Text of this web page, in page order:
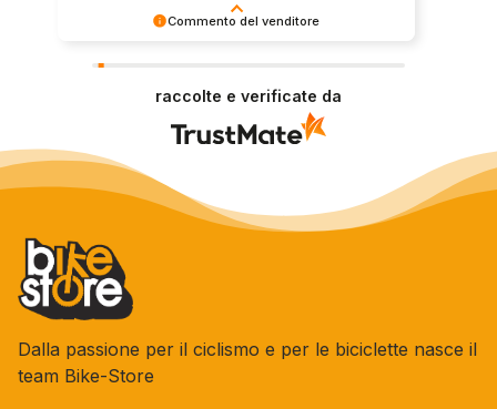
Commento del venditore
fornire il servizio giusto a clienti così fantastici.
raccolte e verificate da
Dalla passione per il ciclismo e per le biciclette nasce il
team Bike-Store